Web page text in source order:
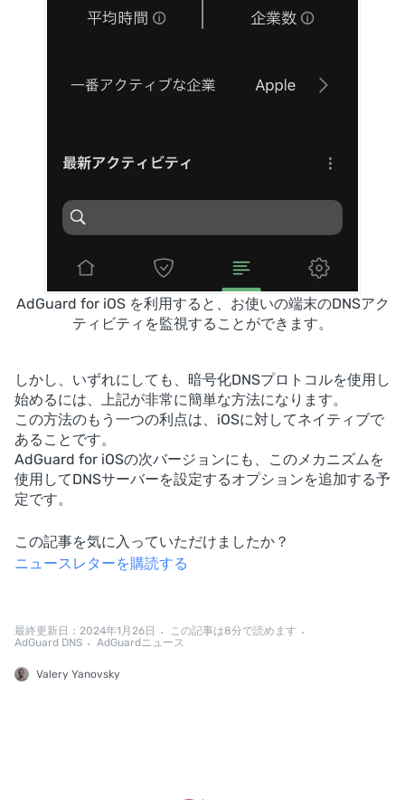
AdGuard for iOS を利用すると、お使いの端末のDNSアク
ティビティを監視することができます。
しかし、いずれにしても、暗号化DNSプロトコルを使用し
始めるには、上記が非常に簡単な方法になります。
この方法のもう一つの利点は、iOSに対してネイティブで
あることです。
AdGuard for iOSの次バージョンにも、このメカニズムを
使用してDNSサーバーを設定するオプションを追加する予
定です。
この記事を気に入っていただけましたか？
ニュースレターを購読する
最終更新日：2024年1月26日
この記事は8分で読めます
AdGuard DNS
AdGuardニュース
Valery Yanovsky